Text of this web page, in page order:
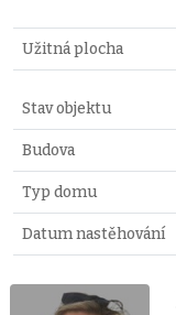
Užitná plocha
Stav objektu
Budova
Typ domu
Datum nastěhování